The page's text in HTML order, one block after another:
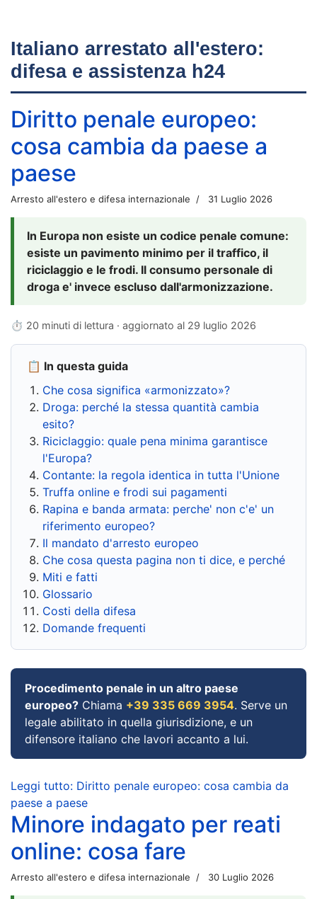
Italiano arrestato all'estero:
difesa e assistenza h24
Diritto penale europeo:
cosa cambia da paese a
paese
Arresto all'estero e difesa internazionale 31 Luglio 2026
In Europa non esiste un codice penale comune:
esiste un pavimento minimo per il traffico, il
riciclaggio e le frodi. Il consumo personale di
droga e' invece escluso dall'armonizzazione.
⏱ 20 minuti di lettura · aggiornato al 29 luglio 2026
📋 In questa guida
Che cosa significa «armonizzato»?
Droga: perché la stessa quantità cambia
esito?
Riciclaggio: quale pena minima garantisce
l'Europa?
Contante: la regola identica in tutta l'Unione
Truffa online e frodi sui pagamenti
Rapina e banda armata: perche' non c'e' un
riferimento europeo?
Il mandato d'arresto europeo
Che cosa questa pagina non ti dice, e perché
Miti e fatti
Glossario
Costi della difesa
Domande frequenti
Procedimento penale in un altro paese
europeo? Chiama +39 335 669 3954. Serve un
legale abilitato in quella giurisdizione, e un
difensore italiano che lavori accanto a lui.
Leggi tutto: Diritto penale europeo: cosa cambia da
paese a paese
Minore indagato per reati
online: cosa fare
Arresto all'estero e difesa internazionale 30 Luglio 2026